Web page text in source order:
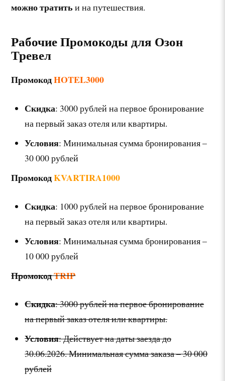
можно тратить и на путешествия.
Рабочие Промокоды для Озон
Тревел
ПромокодHOTEL3000
Скидка: 3000 рублей на первое бронирование
на первый заказ отеля или квартиры.
Условия: Минимальная сумма бронирования –
30 000 рублей
ПромокодKVARTIRA1000
Скидка: 1000 рублей на первое бронирование
на первый заказ отеля или квартиры.
Условия: Минимальная сумма бронирования –
10 000 рублей
ПромокодTRIP
Скидка: 3000 рублей на первое бронирование
на первый заказ отеля или квартиры.
Условия: Действует на даты заезда до
30.06.2026. Минимальная сумма заказа – 30 000
рублей